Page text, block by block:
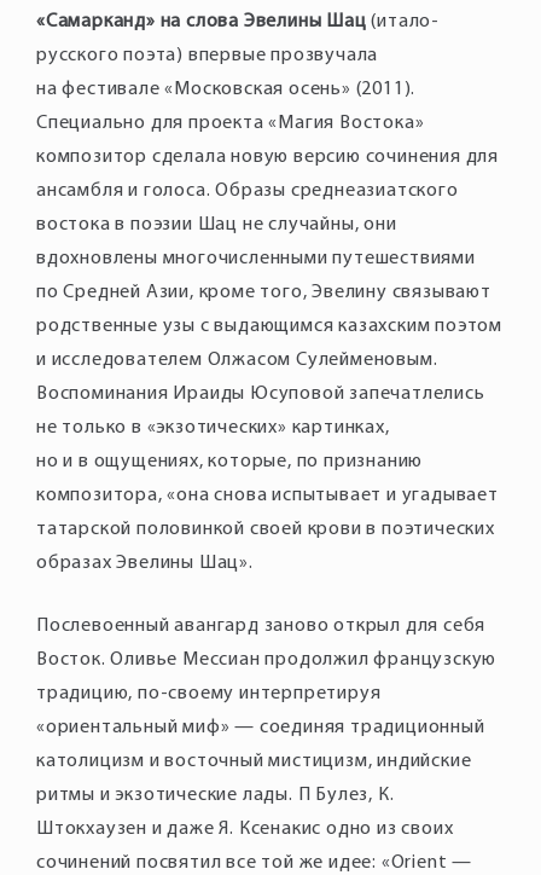
«Самарканд» на слова Эвелины Шац (итало-
русского поэта) впервые прозвучала
на фестивале «Московская осень» (2011).
Специально для проекта «Магия Востока»
композитор сделала новую версию сочинения для
ансамбля и голоса. Образы среднеазиатского
востока в поэзии Шац не случайны, они
вдохновлены многочисленными путешествиями
по Средней Азии, кроме того, Эвелину связывают
родственные узы с выдающимся казахским поэтом
и исследователем Олжасом Сулейменовым.
Воспоминания Ираиды Юсуповой запечатлелись
не только в «экзотических» картинках,
но и в ощущениях, которые, по признанию
композитора, «она снова испытывает и угадывает
татарской половинкой своей крови в поэтических
образах Эвелины Шац».
Послевоенный авангард заново открыл для себя
Восток. Оливье Мессиан продолжил французскую
традицию, по-своему интерпретируя
«ориентальный миф» — соединяя традиционный
католицизм и восточный мистицизм, индийские
ритмы и экзотические лады. П Булез, К.
Штокхаузен и даже Я. Ксенакис одно из своих
сочинений посвятил все той же идее: «Orient —